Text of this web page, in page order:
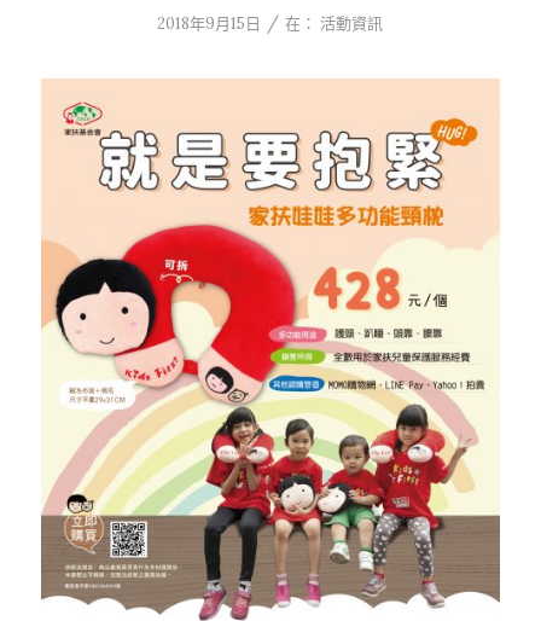
2018年9月15日 / 在： 活動資訊